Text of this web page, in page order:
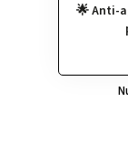
🌟 Anti-